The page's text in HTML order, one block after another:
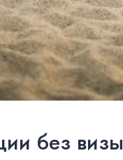
без визы